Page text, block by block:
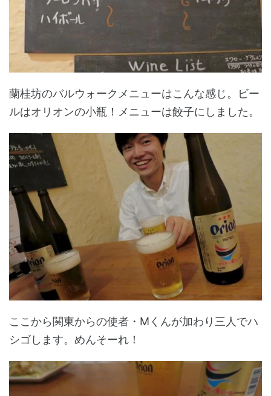
蘭桂坊のバルウォークメニューはこんな感じ。ビー
ルはオリオンの小瓶！メニューは餃子にしました。
ここから関東からの使者・Mくんが加わり三人でハ
シゴします。めんそーれ！